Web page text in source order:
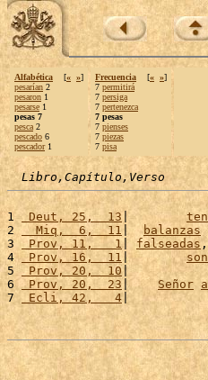
Alfabética [« »]
pesarían 2
pesaron 1
pesarse 1
pesas 7
pesca 2
pescado 6
pescador1
Frecuencia [« »]
7 permitirá
7 persiga
7 pertenezca
7 pesas
7 pienses
7 piezas
7 pisa
Libro,Capítulo,Verso
1 Deut, 25,  13 |
2
  Miq,  6,  11
| balanzas
3
Prov, 11,   1| falseadas
4 Prov, 16,  11 | son
5
Prov, 20,  10
6 Prov, 20,  23 | Señor
7
Ecli, 42,   4